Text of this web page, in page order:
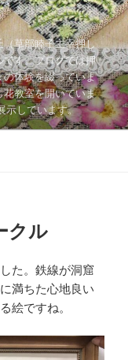
（草部睦子主宰押し
です。ブログでは押
の体験を綴っていま
花教室を開いていま
示しています。
クル
た。鉄線が洞窟
満ちた心地良い
絵ですね。